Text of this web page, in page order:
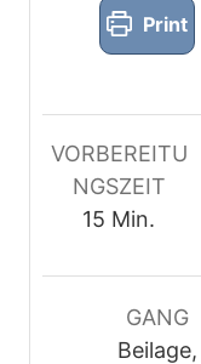
Print
VORBEREITU
NGSZEIT
15 M
n
Min.
GANG
Beilage,